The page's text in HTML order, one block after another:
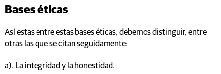
Bases éticas
Así estas entre estas bases éticas, debemos distinguir, entre
otras las que se citan seguidamente:
a). La integridad y la honestidad.